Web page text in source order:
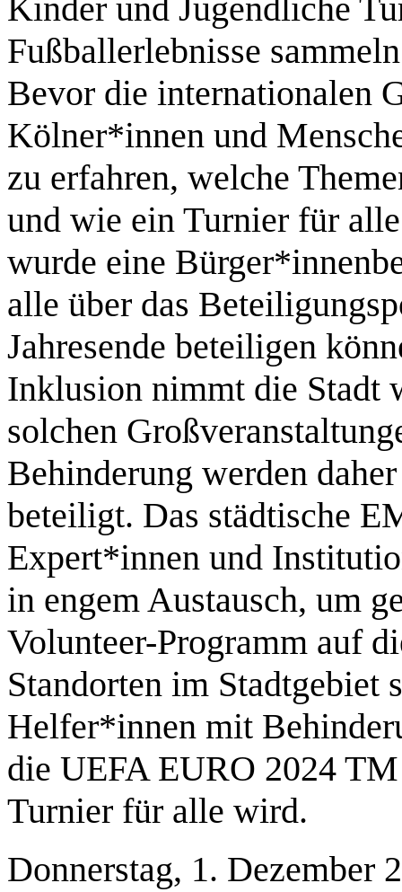
Kinder und Jugendliche
Fußballerlebnisse
Bevor die internationalen
Kölner*innen und
zu erfahren, welche
und wie ein Turnier für
wurde eine
alle über das
Jahresende beteiligen
Inklusion nimmt die Stadt
solchen
Behinderung werden
beteiligt. Das städtische
Expert*innen und
in engem Austausch, um
Volunteer-Programm auf
Standorten im
Helfer*innen mit
die UEFA EURO 2024
Turnier für alle wird.
Donnerstag, 1. Dezember